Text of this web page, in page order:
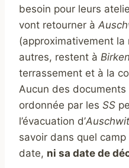
besoin pour leurs
vont retourner à
(approximativement
autres, restent à
terrassement et à la
Aucun des
ordonnée par les SS
l’évacuation d’Auschwit
savoir dans quel
date, ni sa date de